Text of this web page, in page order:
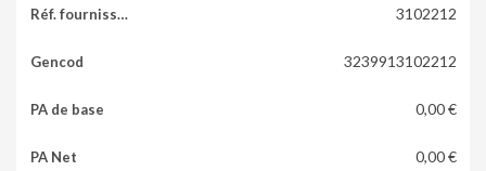
3102212
3239913102212
0,00 €
0,00 €